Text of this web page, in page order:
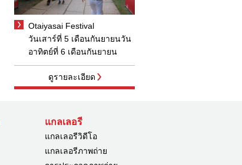
Otaiyasai Festival
วันเสาร์ที่ 5 เดือนกันยายนวัน
อาทิตย์ที่ 6 เดือนกันยายน
ดูรายละเอียด
แกลเลอรี
แกลเลอรีวิดีโอ
แกลเลอรีภาพถ่าย